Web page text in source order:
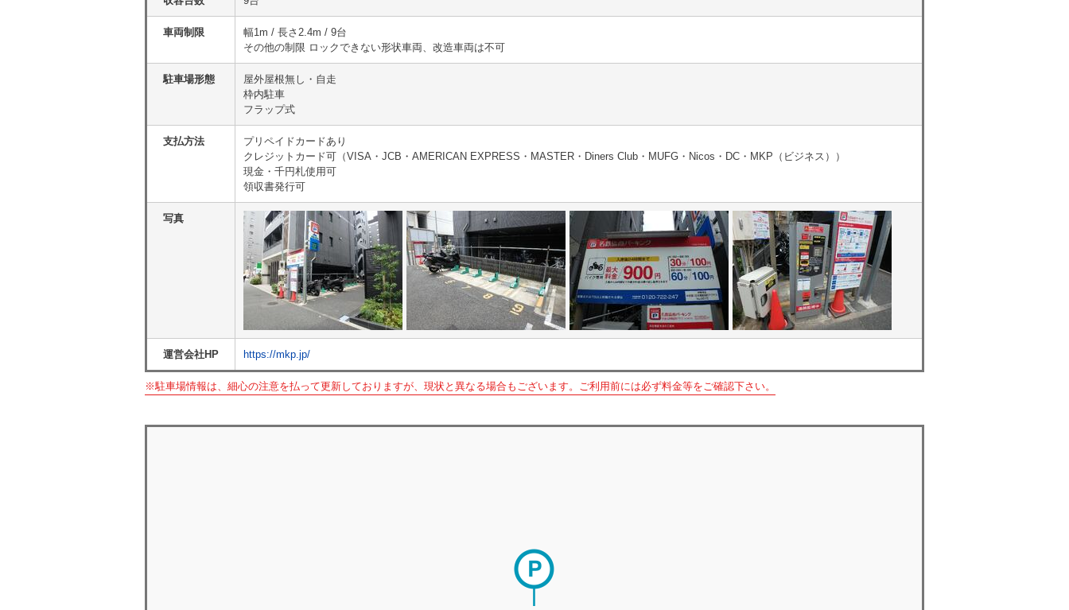
車両制限
幅1m / 長さ2.4m / 9台
その他の制限 ロックできない形状車両、改造車両は不可
駐車場形態
屋外屋根無し・自走
枠内駐車
フラップ式
支払方法
プリペイドカードあり
クレジットカード可（VISA・JCB・AMERICAN EXPRESS・MASTER・Diners Club・MUFG・Nicos・DC・MKP（ビジネス））
現金・千円札使用可
領収書発行可
写真
運営会社HP https://mkp.jp/
※駐車場情報は、細心の注意を払って更新しておりますが、現状と異なる場合もございます。ご利用前には必ず料金等をご確認下さい。